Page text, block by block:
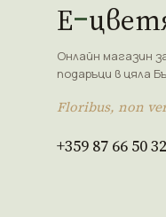
Е
Онлайн магазин
подаръци в цяла
Floribus, non
+359 87 66 50